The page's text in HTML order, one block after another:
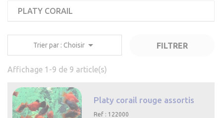
PLATY CORAIL
Trier par : Choisir FILTRER
Affichage 1-9 de 9 article(s)
Platy corail rouge assortis
Ref : 122000